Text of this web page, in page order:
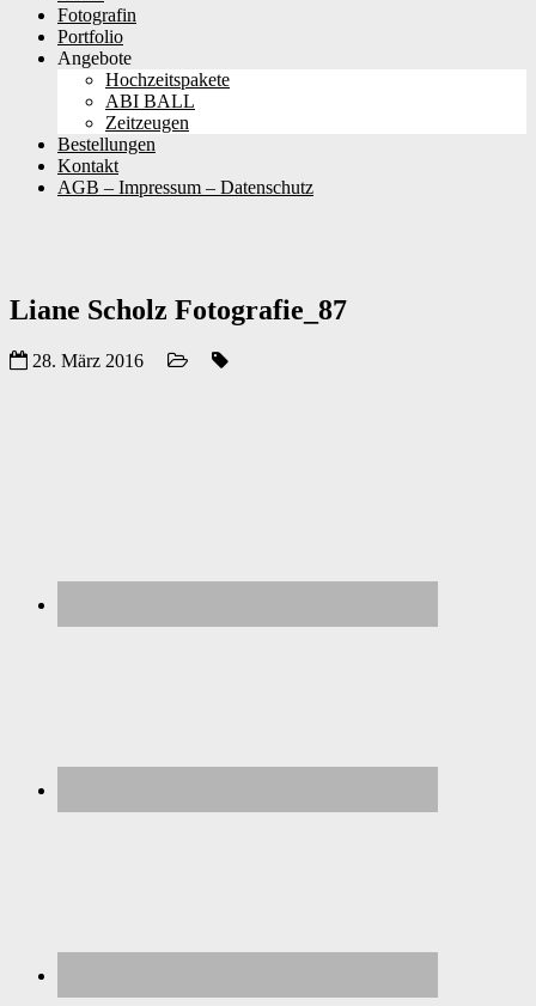
content
Fotografin
Portfolio
Angebote
Hochzeitspakete
ABI BALL
Zeitzeugen
Bestellungen
Kontakt
AGB – Impressum – Datenschutz
Liane Scholz Fotografie_87
28. März 2016